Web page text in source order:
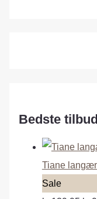
Bedste tilbud
Tiane
SaleP